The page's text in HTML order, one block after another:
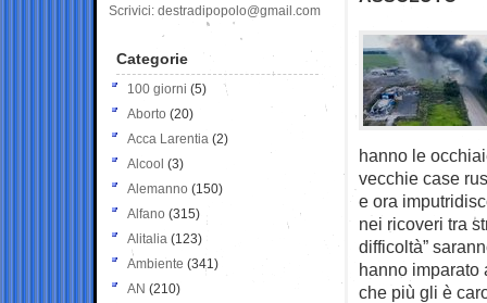
hanno le
vecchie case
e ora
nei ricoveri tra
difficoltà”
hanno imparato
che più gli è
Scrivici: destradipopolo@gmail.com
Categorie
100 giorni (5)
Aborto (20)
Acca Larentia (2)
Alcool (3)
Alemanno (150)
Alfano (315)
Alitalia (123)
Ambiente (341)
AN (210)